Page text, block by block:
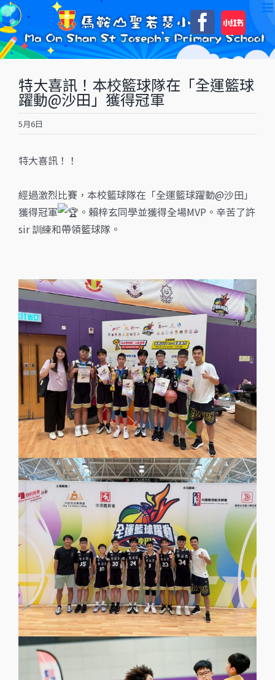
Skip
to
content
自
訂
特大喜訊！本校籃球隊在「全運籃球
躍動@沙田」獲得冠軍
5月6日
特大喜訊！！
經過激烈比賽，本校籃球隊在「全運籃球躍動@沙田」
獲得冠軍
。賴梓玄同學並獲得全場MVP。辛苦了許
sir 訓練和帶領籃球隊。